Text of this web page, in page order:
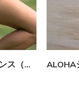
ALOHAショートレギンス（ブラウン）